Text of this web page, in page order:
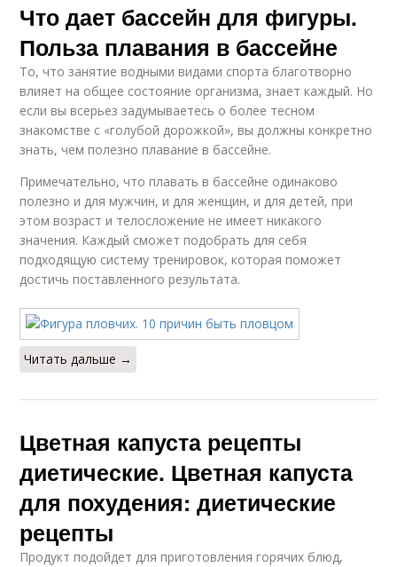
Что дает бассейн для фигуры.
Польза плавания в бассейне
То, что занятие водными видами спорта благотворно
влияет на общее состояние организма, знает каждый. Но
если вы всерьез задумываетесь о более тесном
знакомстве с «голубой дорожкой», вы должны конкретно
знать, чем полезно плавание в бассейне.
Примечательно, что плавать в бассейне одинаково
полезно и для мужчин, и для женщин, и для детей, при
этом возраст и телосложение не имеет никакого
значения. Каждый сможет подобрать для себя
подходящую систему тренировок, которая поможет
достичь поставленного результата.
Читать дальше →
Цветная капуста рецепты
диетические. Цветная капуста
для похудения: диетические
рецепты
Продукт подойдет для приготовления горячих блюд,